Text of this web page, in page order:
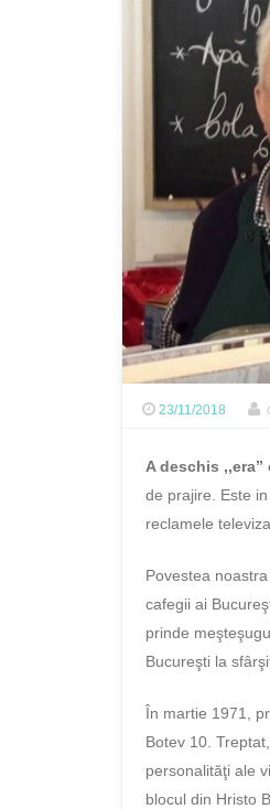
23/11/2018
A deschis
de prajire. Este
reclamele
Povestea
cafegii ai
prinde
Bucureşti la
În martie 1971,
Botev 10.
personalităţi ale
blocul din Hristo